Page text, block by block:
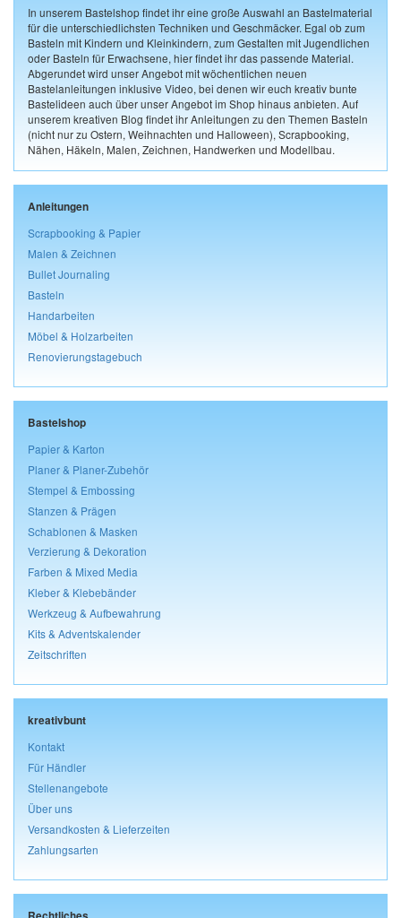
In unserem Bastelshop findet ihr eine große Auswahl an Bastelmaterial
für die unterschiedlichsten Techniken und Geschmäcker. Egal ob zum
Basteln mit Kindern und Kleinkindern, zum Gestalten mit Jugendlichen
oder Basteln für Erwachsene, hier findet ihr das passende Material.
Abgerundet wird unser Angebot mit wöchentlichen neuen
Bastelanleitungen inklusive Video, bei denen wir euch kreativ bunte
Bastelideen auch über unser Angebot im Shop hinaus anbieten. Auf
unserem kreativen Blog findet ihr Anleitungen zu den Themen Basteln
(nicht nur zu Ostern, Weihnachten und Halloween), Scrapbooking,
Nähen, Häkeln, Malen, Zeichnen, Handwerken und Modellbau.
Anleitungen
Scrapbooking & Papier
Malen & Zeichnen
Bullet Journaling
Basteln
Handarbeiten
Möbel & Holzarbeiten
Renovierungstagebuch
Bastelshop
Papier & Karton
Planer & Planer-Zubehör
Stempel & Embossing
Stanzen & Prägen
Schablonen & Masken
Verzierung & Dekoration
Farben & Mixed Media
Kleber & Klebebänder
Werkzeug & Aufbewahrung
Kits & Adventskalender
Zeitschriften
kreativbunt
Kontakt
Für Händler
Stellenangebote
Über uns
Versandkosten & Lieferzeiten
Zahlungsarten